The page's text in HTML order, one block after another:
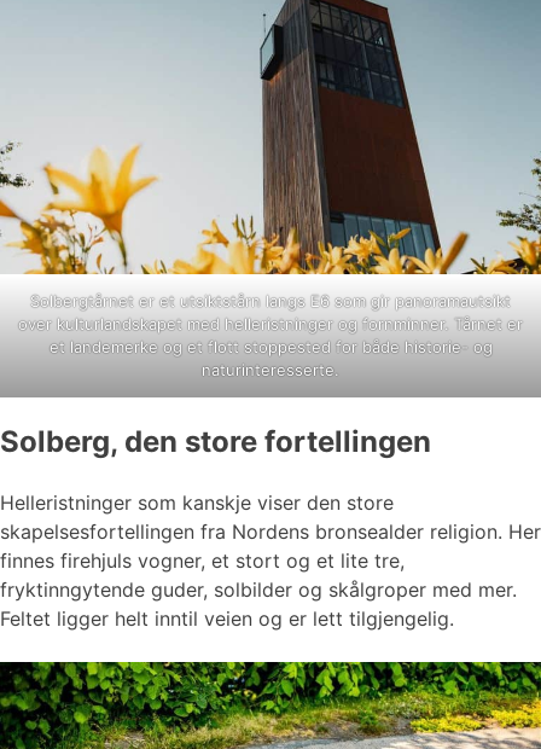
Solbergtårnet er et utsiktstårn langs E6 som gir panoramautsikt
over kulturlandskapet med helleristninger og fornminner. Tårnet er
et landemerke og et flott stoppested for både historie- og
naturinteresserte.
Solberg, den store fortellingen
Helleristninger som kanskje viser den store
skapelsesfortellingen fra Nordens bronsealder religion. Her
finnes firehjuls vogner, et stort og et lite tre,
fryktinngytende guder, solbilder og skålgroper med mer.
Feltet ligger helt inntil veien og er lett tilgjengelig.